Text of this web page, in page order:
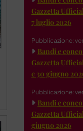
Gazzetta
7 luglio 2026
Pubblicazione:
Bandi e
Gazzetta
e 30 giugno
Pubblicazione:
Bandi e
Gazzetta
giugno 2026